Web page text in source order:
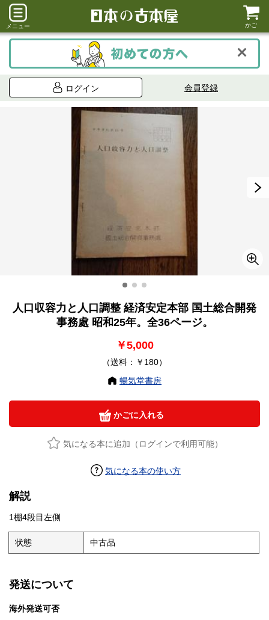
メニュー かご
ログイン 会員登録
人口収容力と人口調整 経済安定本部 国土総合開発
事務處 昭和25年。全36ページ。
￥5,000
（送料：￥180）
暢気堂書房
かごに入れる
気になる本に追加（ログインで利用可能）
気になる本の使い方
解説
1棚4段目左側
状態 中古品
発送について
海外発送可否